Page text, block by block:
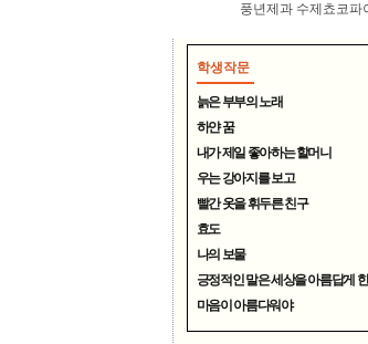
여름철 무더위 식혀주는
풍년제과 수제쵸코파
학생작문
늙은 부부의 노래
하얀 꿈
내가 제일 좋아하는 할머니
우는 강아지를 보고
빨간 옷을 휘두른 친구
효도
나의 보물
긍정적인 말은 세상을 아름답게
마음이 아름다워야